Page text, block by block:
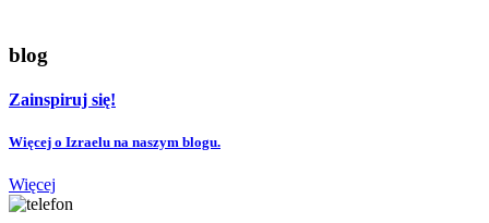
blog
Zainspiruj się!
Więcej o Izraelu na naszym blogu.
Więcej